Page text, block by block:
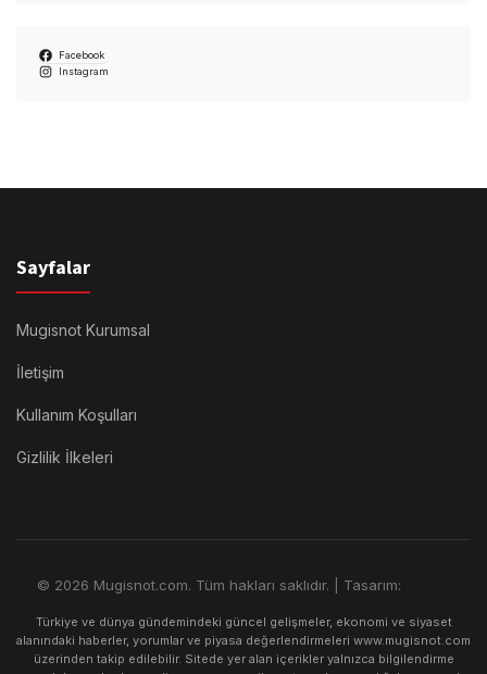
Facebook
Instagram
Sayfalar
Mugisnot Kurumsal
İletişim
Kullanım Koşulları
Gizlilik İlkeleri
© 2026 Mugisnot.com. Tüm hakları saklıdır. | Tasarım:
Türkiye ve dünya gündemindeki güncel gelişmeler, ekonomi ve siyaset
alanındaki haberler, yorumlar ve piyasa değerlendirmeleri www.mugisnot.com
üzerinden takip edilebilir. Sitede yer alan içerikler yalnızca bilgilendirme